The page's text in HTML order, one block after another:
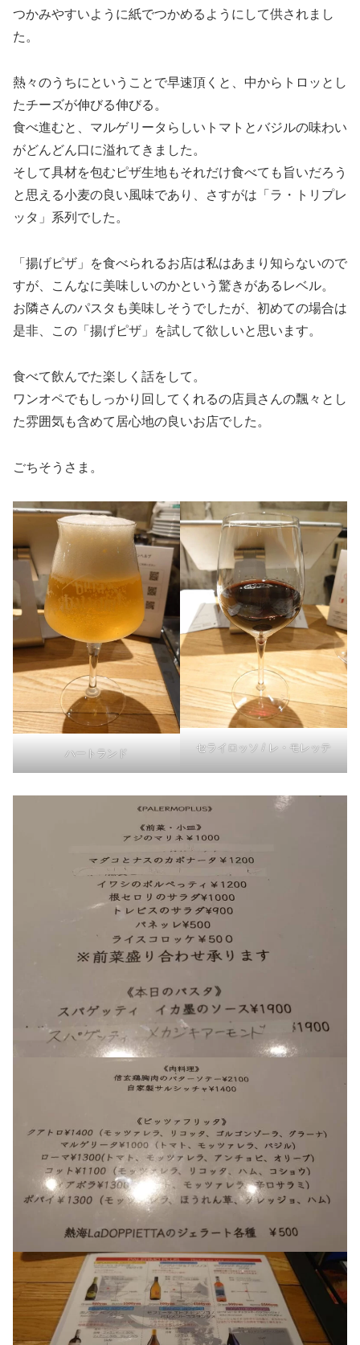
つかみやすいように紙でつかめるようにして供されまし
た。
熱々のうちにということで早速頂くと、中からトロッとし
たチーズが伸びる伸びる。
食べ進むと、マルゲリータらしいトマトとバジルの味わい
がどんどん口に溢れてきました。
そして具材を包むピザ生地もそれだけ食べても旨いだろう
と思える小麦の良い風味であり、さすがは「ラ・トリプレ
ッタ」系列でした。
「揚げピザ」を食べられるお店は私はあまり知らないので
すが、こんなに美味しいのかという驚きがあるレベル。
お隣さんのパスタも美味しそうでしたが、初めての場合は
是非、この「揚げピザ」を試して欲しいと思います。
食べて飲んでた楽しく話をして。
ワンオペでもしっかり回してくれるの店員さんの飄々とし
た雰囲気も含めて居心地の良いお店でした。
ごちそうさま。
ハートランド セライロッソ / レ・モレッテ